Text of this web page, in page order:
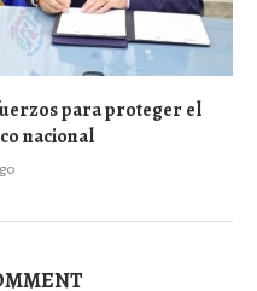
para proteger el
nacional